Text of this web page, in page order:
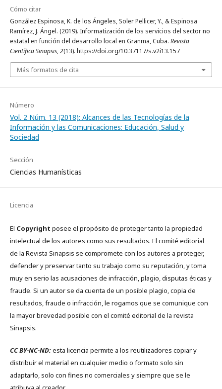
Cómo citar
González Espinosa, K. de los Ángeles, Soler Pellicer, Y., & Espinosa
Ramírez, J. Ángel. (2019). Informatización de los servicios del sector no
estatal en función del desarrollo local en Granma, Cuba. Revista
Científica Sinapsis,2(13). https://doi.org/10.37117/s.v2i13.157
Más formatos de cita
Número
Vol. 2 Núm. 13 (2018): Alcances de las Tecnologías de la
Información y las Comunicaciones: Educación, Salud y
Sociedad
Sección
Ciencias Humanísticas
Licencia
El Copyright posee el propósito de proteger tanto la propiedad
intelectual de los autores como sus resultados. El comité editorial
de la Revista Sinapsis se compromete con los autores a proteger,
defender y preservar tanto su trabajo como su reputación, y toma
muy en serio las acusaciones de infracción, plagio, disputas éticas y
fraude. Si un autor se da cuenta de un posible plagio, copia de
resultados, fraude o infracción, le rogamos que se comunique con
la mayor brevedad posible con el comité editorial de la revista
Sinapsis.
CC BY-NC-ND:esta licencia permite a los reutilizadores copiar y
distribuir el material en cualquier medio o formato solo sin
adaptarlo, solo con fines no comerciales y siempre que se le